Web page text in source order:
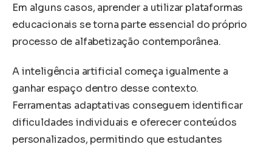
Em alguns casos, aprender a utilizar plataformas
educacionais se torna parte essencial do próprio
processo de alfabetização contemporânea.
A inteligência artificial começa igualmente a
ganhar espaço dentro desse contexto.
Ferramentas adaptativas conseguem identificar
dificuldades individuais e oferecer conteúdos
personalizados, permitindo que estudantes